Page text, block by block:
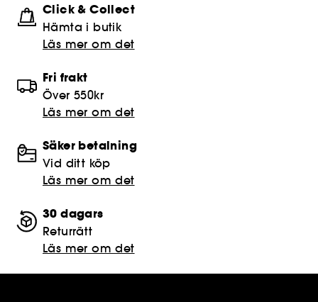
Click & Collect
Hämta i butik​
Läs mer om det
Fri frakt
Över 550kr
Läs mer om det
Säker betalning
Vid ditt köp
Läs mer om det
30 dagars
Returrätt
Läs mer om det